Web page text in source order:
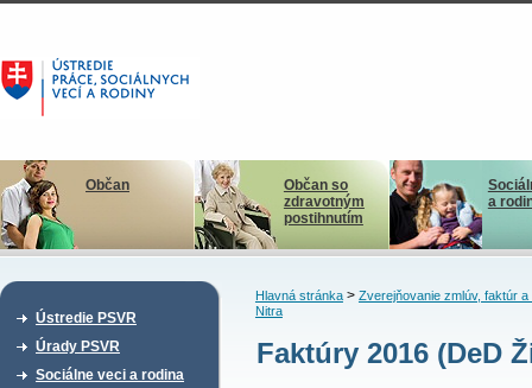
Občan
Občan so
zdravotným
postihnutím
a
Ústredie PSVR
Úrady PSVR
Sociálne veci a rodina
Hlavná stránka> Zverejňovanie zmlúv, faktúr a
Nitra
Faktúry 2016 (DeD